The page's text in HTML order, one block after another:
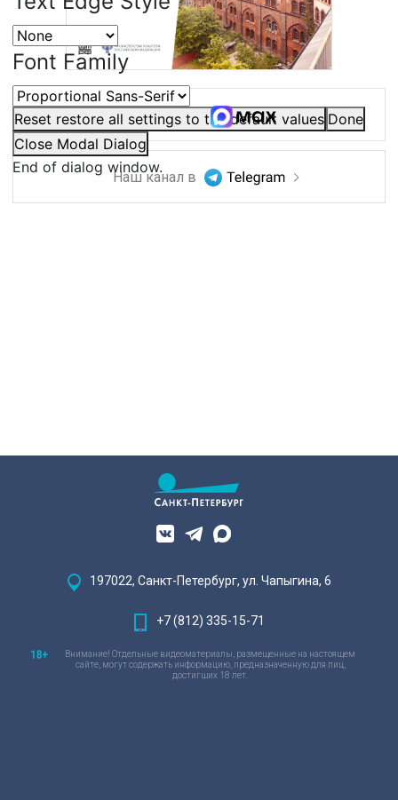
Font Family
Reset restore all settings to the default values Done
Close Modal Dialog
End of dialog window.
Наш канал в
Наш канал в
197022, Санкт-Петербург, ул. Чапыгина, 6
+7 (812) 335-15-71
Внимание! Отдельные видеоматериалы, размещенные на настоящем
сайте, могут содержать информацию, предназначенную для лиц,
достигших 18 лет.